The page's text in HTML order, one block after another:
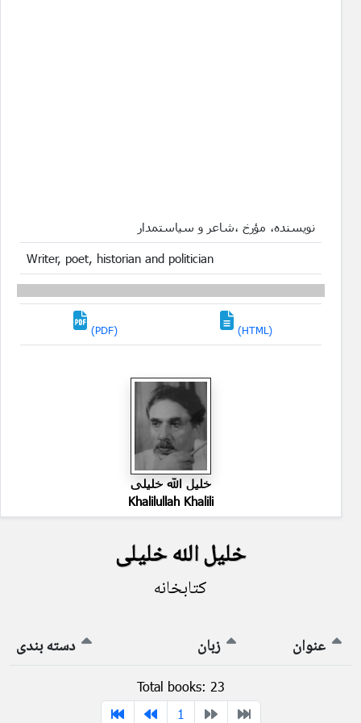
نویسنده، مؤرخ ،شاعر و سیاستمدار
Writer, poet, historian and politician
(PDF) (HTML)
خلیل الله خلیلی
Khalilullah Khalili
خلیل الله خلیلی
کتابخانه
عنوان زبان دسته بندی
Total books: 23
1